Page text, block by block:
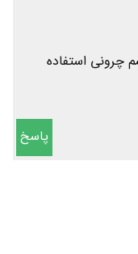
چرونی استفاده
پاسخ